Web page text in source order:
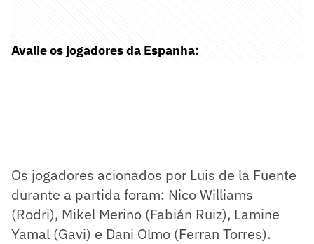
Avalie os jogadores da Espanha:
Os jogadores acionados por Luis de la Fuente
durante a partida foram: Nico Williams
(Rodri), Mikel Merino (Fabián Ruiz), Lamine
Yamal (Gavi) e Dani Olmo (Ferran Torres).